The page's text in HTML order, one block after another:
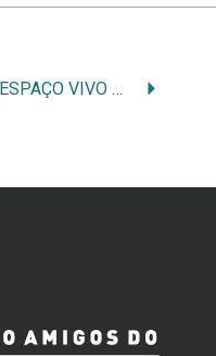
VLAVIANOS, ESPAÇO VIVO CONSTRUAH